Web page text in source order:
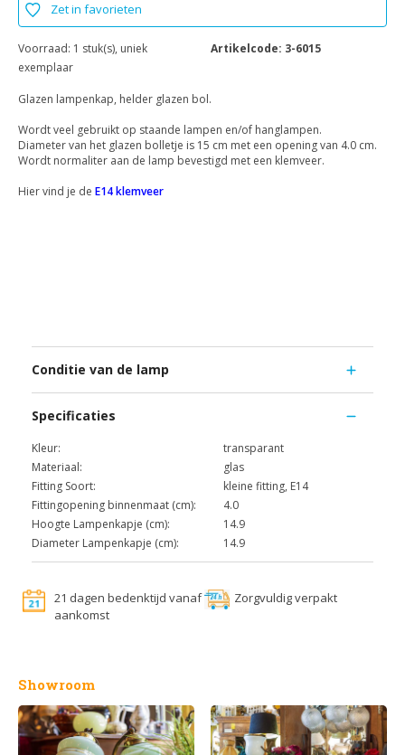
Zet in favorieten
Voorraad: 1 stuk(s), uniek
exemplaar
Artikelcode: 3-6015
Glazen lampenkap, helder glazen bol.
Wordt veel gebruikt op staande lampen en/of hanglampen.
Diameter van het glazen bolletje is 15 cm met een opening van 4.0 cm.
Wordt normaliter aan de lamp bevestigd met een klemveer.
Hier vind je de E14 klemveer
Conditie van de lamp
Specificaties
Kleur:
transparant
Materiaal:
glas
Fitting Soort:
kleine fitting, E14
Fittingopening binnenmaat (cm):
4.0
Hoogte Lampenkapje (cm):
14.9
Diameter Lampenkapje (cm):
14.9
21 dagen bedenktijd vanaf
aankomst
Zorgvuldig verpakt
Showroom